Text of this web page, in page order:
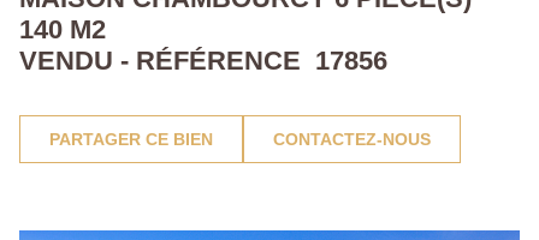
140 M2
VENDU - RÉFÉRENCE 17856
PARTAGER CE BIEN CONTACTEZ-NOUS